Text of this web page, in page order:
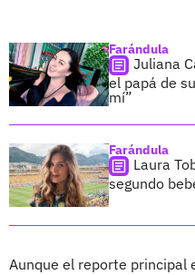
Farándula
Juliana
el papá de
mí”
Farándula
Laura
segundo
Aunque el reporte principal